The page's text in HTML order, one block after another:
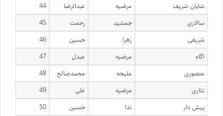
شایان شریف
مرضیه عبدالرضا
44
سالاری
جمشید رحمت
45
شریفی
زهرا حسین
46
اگاه
مرضیه عبدل
47
منصوری
ملیحه محمدصالح
48
نثاری
مرضیه علی
49
پیش دار
ندا حسین 50